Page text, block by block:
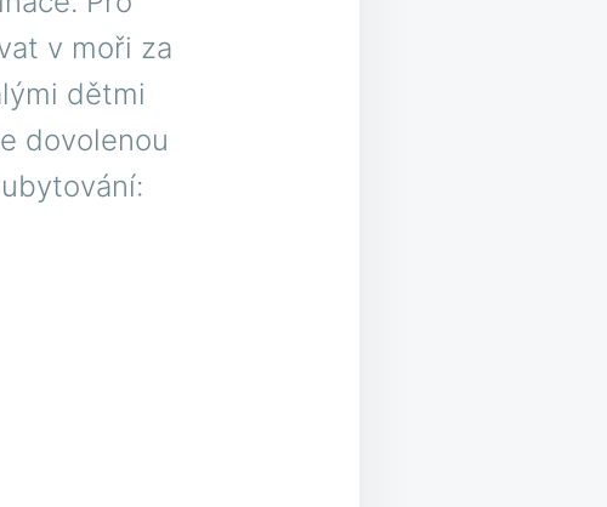
v moři za
dětmi
dovolenou